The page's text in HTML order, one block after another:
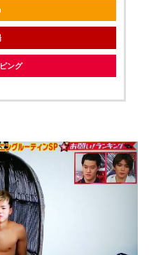
ング